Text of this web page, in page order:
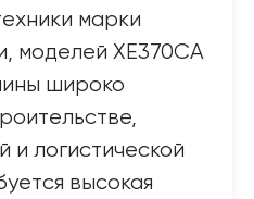
марки
моделей XE370CA
широко
логистической
высокая